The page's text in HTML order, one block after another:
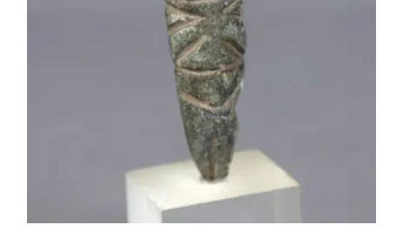
AMS027 Idole en pierre – Culture
Valdivia, Equateur